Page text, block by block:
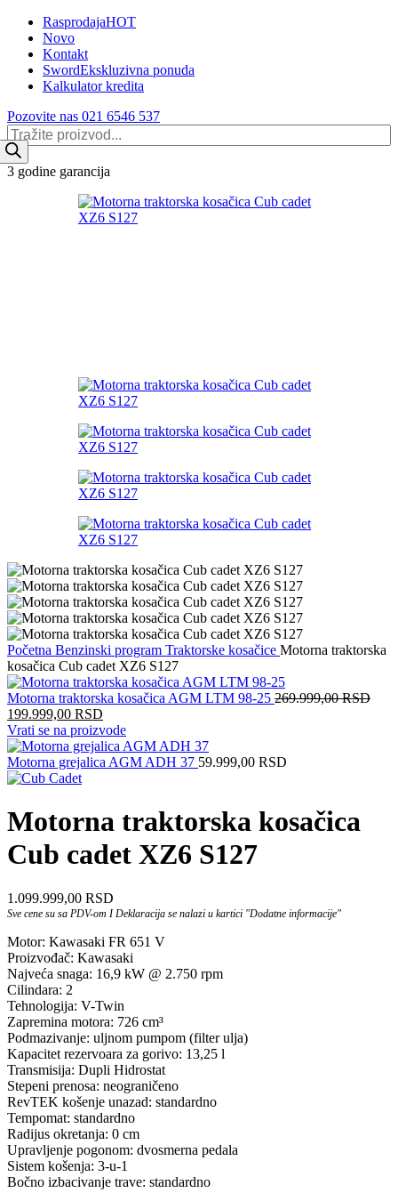
RasprodajaHOT
Novo
Kontakt
SwordEkskluzivna ponuda
Kalkulator kredita
Pozovite nas 021 6546 537
Products
search
3 godine garancija
Početna Benzinski program Traktorske kosačice Motorna traktorska
kosačica Cub cadet XZ6 S127
Motorna traktorska kosačica AGM LTM 98-25 269.999,00RSD
Оригинална
цена
је
била:
269.999,00 RSD.
199.999,00 RSD
цена
је:
199.999,00 RSD.
Vrati se na proizvode
Motorna grejalica AGM ADH 37 59.999,00 RSD
Motorna traktorska kosačica
Cub cadet XZ6 S127
1.099.999,00 RSD
Sve cene su sa PDV-om I Deklaracija se nalazi u kartici "Dodatne informacije"
Motor: Kawasaki FR 651 V
Proizvođač: Kawasaki
Najveća snaga: 16,9 kW @ 2.750 rpm
Cilindara: 2
Tehnologija: V-Twin
Zapremina motora: 726 cm³
Podmazivanje: uljnom pumpom (filter ulja)
Kapacitet rezervoara za gorivo: 13,25 l
Transmisija: Dupli Hidrostat
Stepeni prenosa: neograničeno
RevTEK košenje unazad: standardno
Tempomat: standardno
Radijus okretanja: 0 cm
Upravljenje pogonom: dvosmerna pedala
Sistem košenja: 3-u-1
Bočno izbacivanje trave: standardno